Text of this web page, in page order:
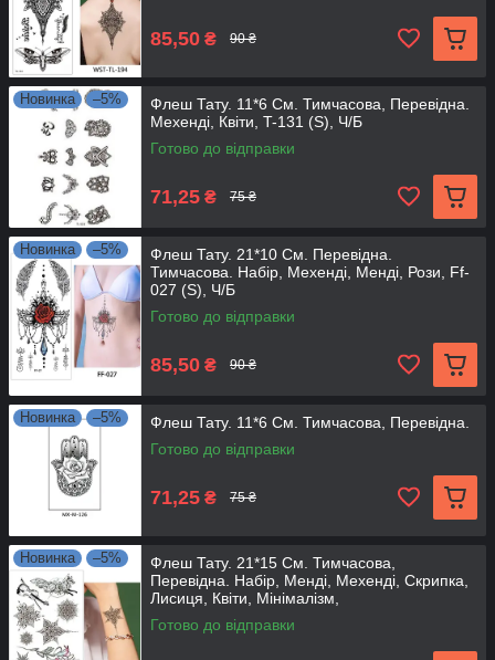
85,50 ₴ 90 ₴
Новинка –5%
Флеш Тату. 11*6 См. Тимчасова, Перевідна.
Мехенді, Квіти, T-131 (S), Ч/Б
Готово до відправки
71,25 ₴ 75 ₴
Новинка –5%
Флеш Тату. 21*10 См. Перевідна.
Тимчасова. Набір, Мехенді, Менді, Рози, Ff-
027 (S), Ч/Б
Готово до відправки
85,50 ₴ 90 ₴
Новинка –5%
Флеш Тату. 11*6 См. Тимчасова, Перевідна.
Готово до відправки
71,25 ₴ 75 ₴
Новинка –5%
Флеш Тату. 21*15 См. Тимчасова,
Перевідна. Набір, Менді, Мехенді, Скрипка,
Лисиця, Квіти, Мінімалізм,
Готово до відправки